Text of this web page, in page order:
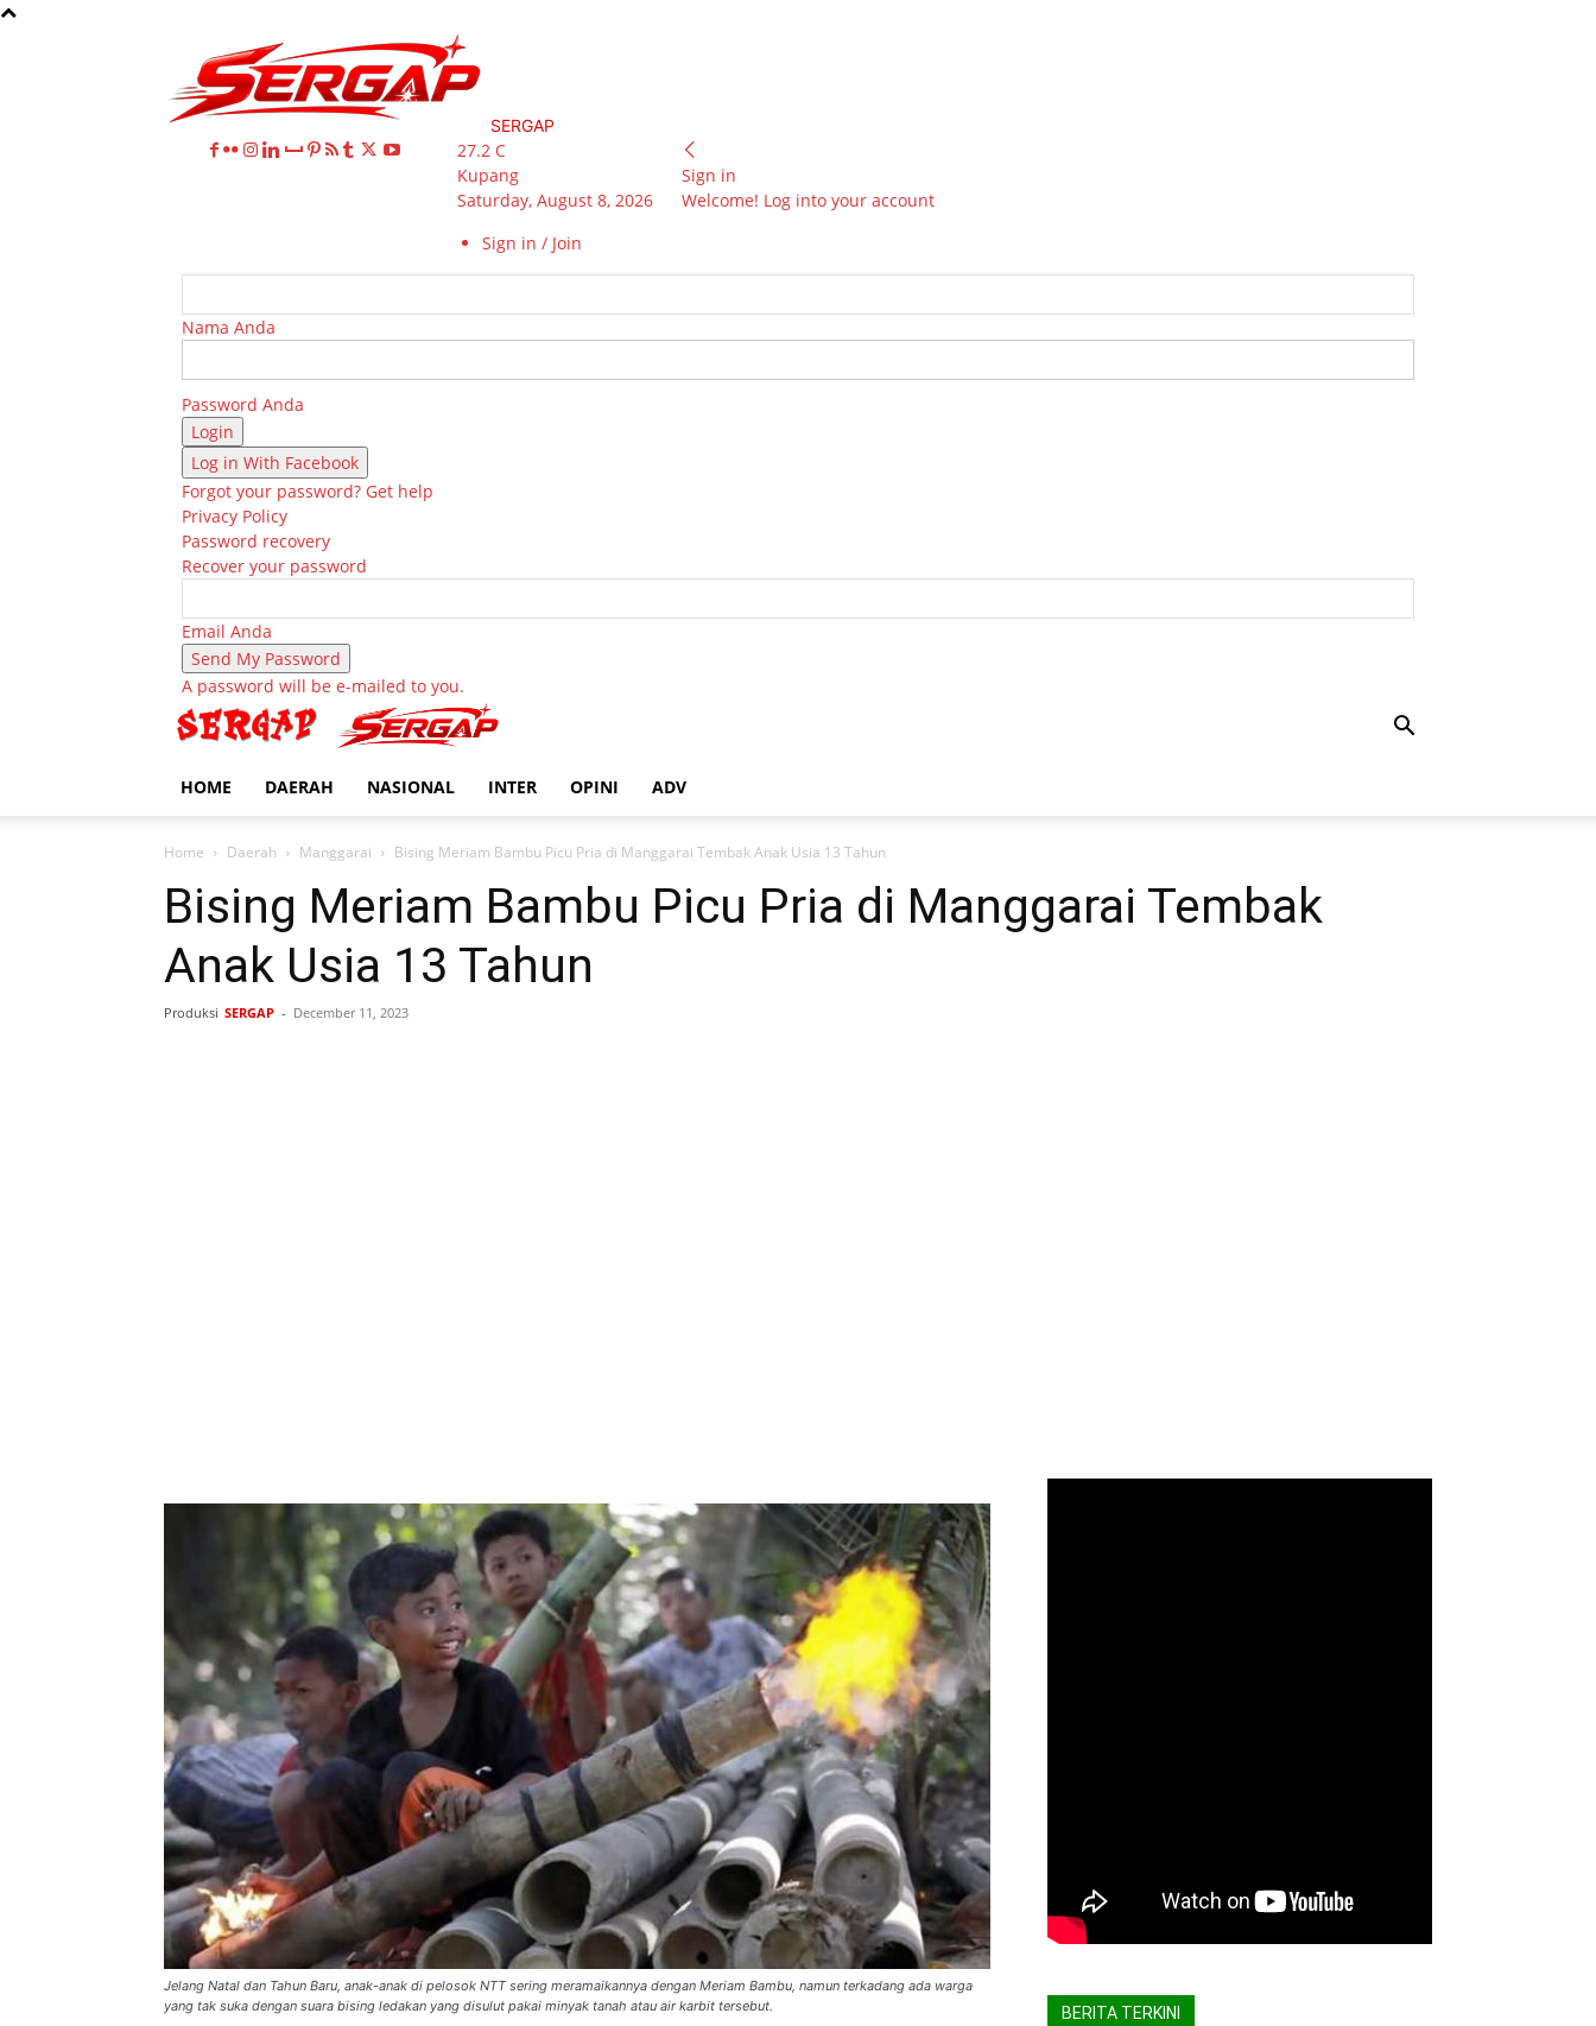
SERGAP
27.2 C
Kupang
Saturday, August 8, 2026
Sign in / Join
Sign in
Welcome! Log into your account
Nama Anda
Password Anda
Log in With Facebook
Forgot your password? Get help
Privacy Policy
Password recovery
Recover your password
Email Anda
A password will be e-mailed to you.
HOME DAERAH NASIONAL INTER OPINI ADV
Home Daerah Manggarai Bising Meriam Bambu Picu Pria di Manggarai Tembak Anak Usia 13 Tahun
Bising Meriam Bambu Picu Pria di Manggarai Tembak
Anak Usia 13 Tahun
Produksi SERGAP - December 11, 2023
Jelang Natal dan Tahun Baru, anak-anak di pelosok NTT sering meramaikannya dengan Meriam Bambu, namun terkadang ada warga
yang tak suka dengan suara bising ledakan yang disulut pakai minyak tanah atau air karbit tersebut.
BERITA TERKINI